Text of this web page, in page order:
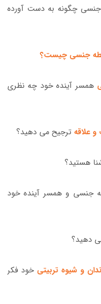
جنسی چگونه به دست آورده
جنسی چیست؟
همسر آینده خود چه نظری
و علاقه ترجیح می دهید؟
هستید؟
جنسی و همسر آینده خود
دهید؟
و شیوه تربیتی خود فکر